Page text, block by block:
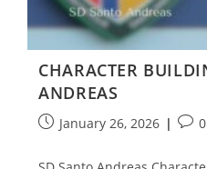
CHARACTER
ANDREAS
January 26, 2026